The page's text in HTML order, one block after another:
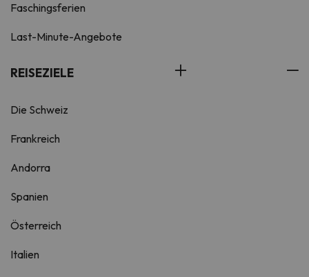
Faschingsferien
Last-Minute-Angebote
REISEZIELE
Die Schweiz
Frankreich
Andorra
Spanien
Österreich
Italien